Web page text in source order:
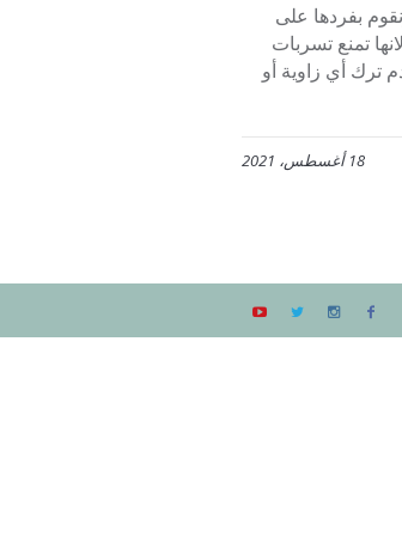
بفردها على
تمنع تسربات
ترك أي زاوية أو
18 أغسطس، 2021